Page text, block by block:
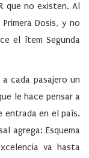
que no existen. Al
Primera Dosis, y no
el ítem Segunda
cada pasajero un
le hace pensar a
entrada en el país.
agrega: Esquema
va hasta